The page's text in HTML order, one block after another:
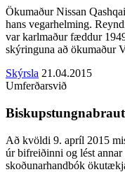
Ökumaður Nissan
hans vegarhelming.
var karlmaður fæddur
skýringuna að ökumaður
Skýrsla 21.04.2015
Umferðarsvið
Að kvöldi 9. apríl 2015
úr bifreiðinni og lést
skoðunarhandbók